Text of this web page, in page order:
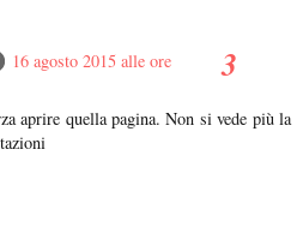
16 agosto 2015 alle ore
aprire quella pagina. Non si vede più la